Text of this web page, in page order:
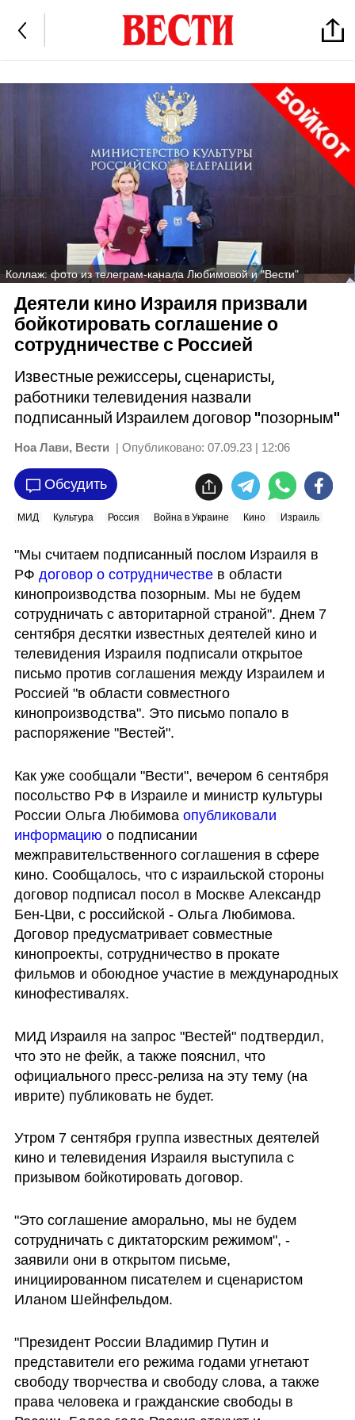
Коллаж: фото из телеграм-канала Любимовой и "Вести"
Деятели кино Израиля призвали
бойкотировать соглашение о
сотрудничестве с Россией
Известные режиссеры, сценаристы,
работники телевидения назвали
подписанный Израилем договор "позорным"
Ноа Лави, Вести | Опубликовано: 07.09.23 | 12:06
Обсудить
МИД Культура Россия Война в Украине Кино Израиль
"Мы считаем подписанный послом Израиля в
РФ договор о сотрудничестве в области
кинопроизводства позорным. Мы не будем
сотрудничать с авторитарной страной". Днем 7
сентября десятки известных деятелей кино и
телевидения Израиля подписали открытое
письмо против соглашения между Израилем и
Россией "в области совместного
кинопроизводства". Это письмо попало в
распоряжение "Вестей".
Как уже сообщали "Вести", вечером 6 сентября
посольство РФ в Израиле и министр культуры
России Ольга Любимова опубликовали
информацию о подписании
межправительственного соглашения в сфере
кино. Сообщалось, что с израильской стороны
договор подписал посол в Москве Александр
Бен-Цви, с российской - Ольга Любимова.
Договор предусматривает совместные
кинопроекты, сотрудничество в прокате
фильмов и обоюдное участие в международных
кинофестивалях.
МИД Израиля на запрос "Вестей" подтвердил,
что это не фейк, а также пояснил, что
официального пресс-релиза на эту тему (на
иврите) публиковать не будет.
Утром 7 сентября группа известных деятелей
кино и телевидения Израиля выступила с
призывом бойкотировать договор.
"Это соглашение аморально, мы не будем
сотрудничать с диктаторским режимом", -
заявили они в открытом письме,
инициированном писателем и сценаристом
Иланом Шейнфельдом.
"Президент России Владимир Путин и
представители его режима годами угнетают
свободу творчества и свободу слова, а также
права человека и гражданские свободы в